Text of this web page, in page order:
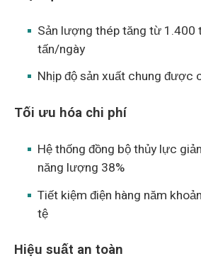
Sản lượng thép tăng từ 1.400
tấn/ngày
Nhịp độ sản xuất chung được
Tối ưu hóa chi phí
Hệ thống đồng bộ thủy lực
năng lượng 38%
Tiết kiệm điện hàng năm
tệ
Hiệu suất an toàn